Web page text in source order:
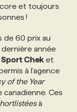
et toujours
!
de 60 prix au
année
Sport Cheket
à l’agence
of the Year
Ces
à